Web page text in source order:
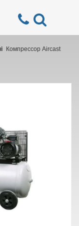
Компрессор Aircast